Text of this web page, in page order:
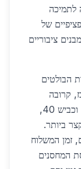
לתמיכה
של
ציבוריים
הבולטים
קרובה
לכבישים ראשיים כמו כביש 6, כביש 444 וכביש 40,
ביותר.
זמן המשלוח
שעות מפריסת המחסנים